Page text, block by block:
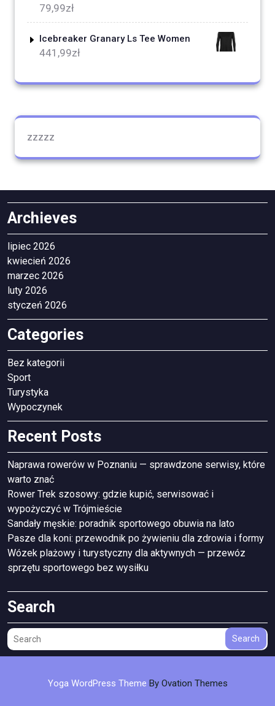
79,99zł
Icebreaker Granary Ls Tee Women
441,99zł
zzzzz
Archieves
lipiec 2026
kwiecień 2026
marzec 2026
luty 2026
styczeń 2026
Categories
Bez kategorii
Sport
Turystyka
Wypoczynek
Recent Posts
Naprawa rowerów w Poznaniu — sprawdzone serwisy, które
warto znać
Rower Trek szosowy: gdzie kupić, serwisować i
wypożyczyć w Trójmieście
Sandały męskie: poradnik sportowego obuwia na lato
Pasze dla koni: przewodnik po żywieniu dla zdrowia i formy
Wózek plażowy i turystyczny dla aktywnych — przewóz
sprzętu sportowego bez wysiłku
Search
Search
Yoga WordPress Theme By Ovation Themes